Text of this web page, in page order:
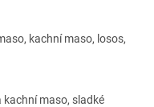
kachní maso, losos,
kachní maso, sladké